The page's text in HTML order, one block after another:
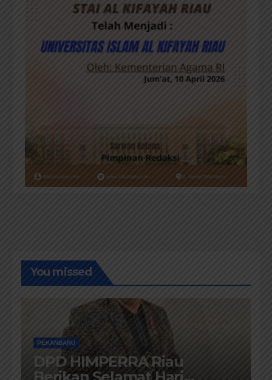
You missed
PEKANBARU
DPD HIMPERRA Riau